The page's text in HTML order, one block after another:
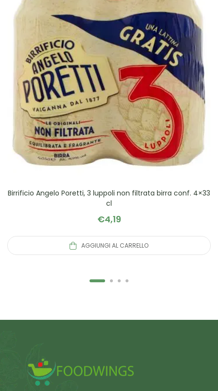
Birrificio Angelo Poretti, 3 luppoli non filtrata birra conf. 4×33
cl
€4,19
AGGIUNGI AL CARRELLO